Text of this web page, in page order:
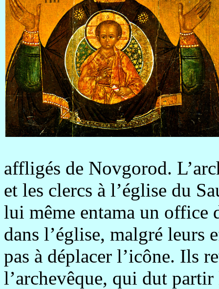
affligés de Novgorod.
et les clercs à l’église du
lui même entama un office
dans l’église, malgré leurs
pas à déplacer l’icône. Ils
l’archevêque, qui dut